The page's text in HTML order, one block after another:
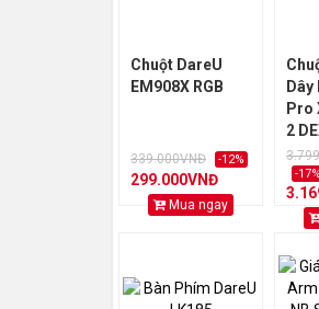
Chuột DareU
EM908X RGB
339.000VNĐ -12%
299.000VNĐ
Mua ngay
Pro
2
-